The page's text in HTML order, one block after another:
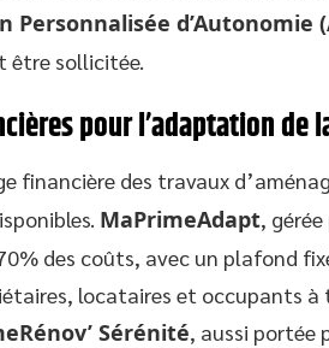
Personnalisée d’Autonomie
être sollicitée.
pour l’adaptation de
financière des travaux
MaPrimeAdapt,
des coûts, avec un plafond
locataires et occupants
Sérénité, aussi portée